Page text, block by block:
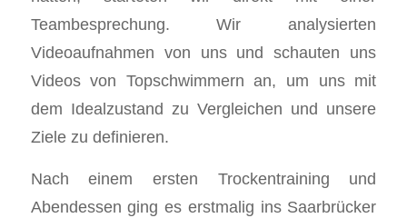
Teambesprechung. Wir analysierten
Videoaufnahmen von uns und schauten uns
Videos von Topschwimmern an, um uns mit
dem Idealzustand zu Vergleichen und unsere
Ziele zu definieren.
Nach einem ersten Trockentraining und
Abendessen ging es erstmalig ins Saarbrücker